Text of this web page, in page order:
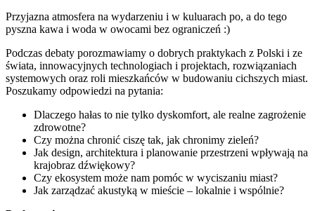
Przyjazna atmosfera na wydarzeniu i w kuluarach po, a do tego
pyszna kawa i woda w owocami bez ograniczeń :)
Podczas debaty porozmawiamy o dobrych praktykach z Polski i ze
świata, innowacyjnych technologiach i projektach, rozwiązaniach
systemowych oraz roli mieszkańców w budowaniu cichszych miast.
Poszukamy odpowiedzi na pytania:
Dlaczego hałas to nie tylko dyskomfort, ale realne zagrożenie
zdrowotne?
Czy można chronić ciszę tak, jak chronimy zieleń?
Jak design, architektura i planowanie przestrzeni wpływają na
krajobraz dźwiękowy?
Czy ekosystem może nam pomóc w wyciszaniu miast?
Jak zarządzać akustyką w mieście – lokalnie i wspólnie?